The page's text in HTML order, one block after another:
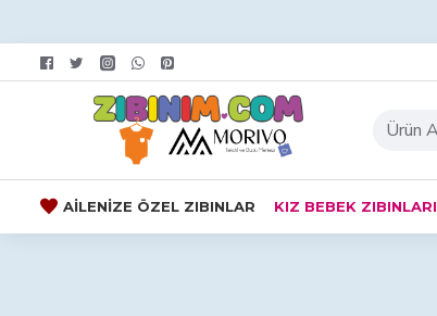
AILENIZE ÖZEL ZIBINLAR KIZ BEBEK ZIBINLARI